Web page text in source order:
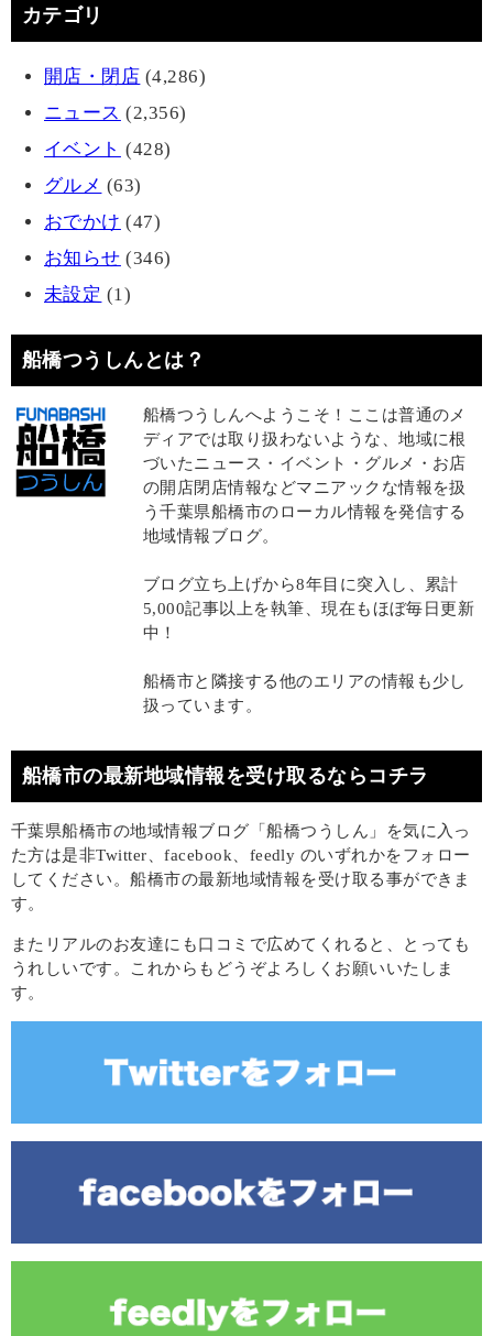
カテゴリ
開店・閉店 (4,286)
ニュース (2,356)
イベント (428)
グルメ (63)
おでかけ (47)
お知らせ (346)
未設定 (1)
船橋つうしんとは？
船橋つうしんへようこそ！ここは普通のメ
ディアでは取り扱わないような、地域に根
づいたニュース・イベント・グルメ・お店
の開店閉店情報などマニアックな情報を扱
う千葉県船橋市のローカル情報を発信する
地域情報ブログ。
ブログ立ち上げから8年目に突入し、累計
5,000記事以上を執筆、現在もほぼ毎日更新
中！
船橋市と隣接する他のエリアの情報も少し
扱っています。
船橋市の最新地域情報を受け取るならコチラ
千葉県船橋市の地域情報ブログ「船橋つうしん」を気に入っ
た方は是非Twitter、facebook、feedly のいずれかをフォロー
してください。船橋市の最新地域情報を受け取る事ができま
す。
またリアルのお友達にも口コミで広めてくれると、とっても
うれしいです。これからもどうぞよろしくお願いいたしま
す。